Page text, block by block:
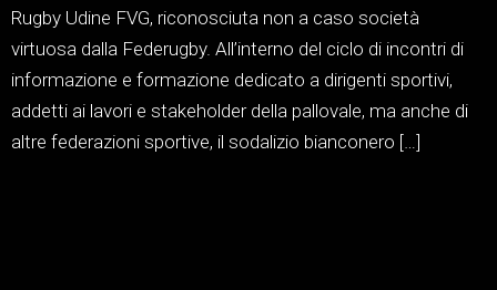
Rugby Udine FVG, riconosciuta non a caso società
virtuosa dalla Federugby. All’interno del ciclo di incontri di
informazione e formazione dedicato a dirigenti sportivi,
addetti ai lavori e stakeholder della pallovale, ma anche di
altre federazioni sportive, il sodalizio bianconero […]